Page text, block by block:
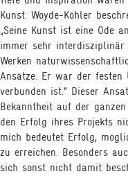
Kunst. Woyde-Köhler
„Seine Kunst ist eine Ode
immer sehr
Werken
Ansätze. Er war der festen
verbunden ist.“ Dieser
Bekanntheit auf der
den Erfolg ihres Projekts
mich bedeutet Erfolg,
zu erreichen. Besonders
sich sonst nicht damit